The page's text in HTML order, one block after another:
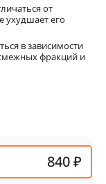
от
ухудшает его
в зависимости
фракций и
840 ₽